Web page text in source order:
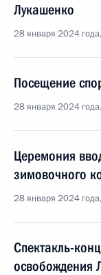
Лукашенко
28 января 2024
Посещение
28 января 2024
Церемония
зимовочного
28 января 2024
Спектакль-
освобождения